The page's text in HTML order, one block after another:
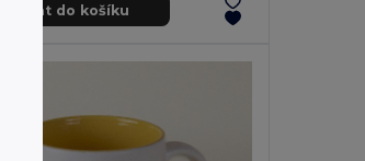
Přidat do košíku